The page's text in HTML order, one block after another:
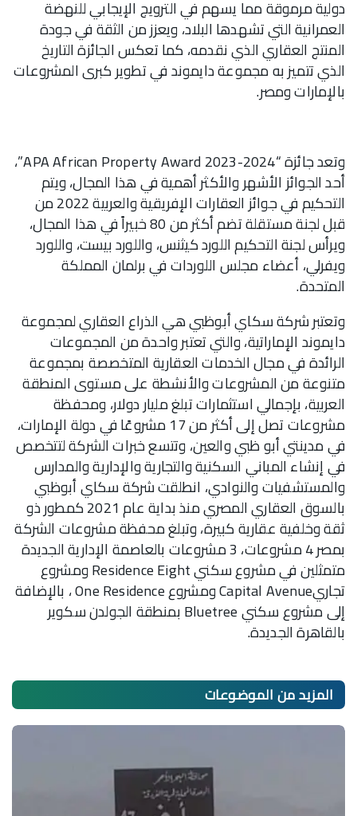
دولية مرموقة مما يسهم في الترويج الإيجابي للنهضة
العمرانية التي تشهدها البلاد، ويعزز من الثقة في جودة
المنتج العقاري الذي نقدمه، كما تعكس الجائزة التاريخ
الذي تتميز به مجموعة دايموند في تطوير كبرى المشروعات
بالإمارات ومصر.
وتعد جائزة “2024-2023 APA African Property Award”،
أحد الجوائز الأشهر والأكثر أهمية في هذا المجال، ويتم
التحكيم في جوائز العقارات الإفريقية والعربية 2022 من
قبل لجنة مستقلة تضم أكثر من 80 خبيراً في هذا المجال،
ويرأس لجنة التحكيم اللورد كيثنس، واللورد بيست، واللورد
ويفرلي، أعضاء مجلس اللوردات في برلمان المملكة
المتحدة.
وتعتبر شركة سكاي أبوظبي هي الذراع العقاري لمجموعة
دايموند الإماراتية، والتي تعتبر واحدة من المجموعات
الرائدة في مجال الخدمات العقارية المتخصصة بمجموعة
متنوعة من المشروعات والأنشطة على مستوى المنطقة
العربية، بإجمالي استثمارات تبلغ مليار دولار، ومحفظة
مشروعات تصل إلى أكثر من 17 مشروعًا في دولة الإمارات،
في مدينتي أبو ظبي والعين، وتتسع خبرات الشركة لتتخصص
في إنشاء المباني السكنية والتجارية والإدارية والمدارس
والمستشفيات والنوادي، انطلقت شركة سكاي أبوظبي
بالسوق العقاري المصري منذ بداية عام 2021 كمطور ذو
ثقة وخلفية عقارية كبيرة، وتبلغ محفظة مشروعات الشركة
بمصر 4 مشروعات، 3 مشروعات بالعاصمة الإدارية الجديدة
متمثلين في مشروع سكني Residence Eight ومشروع
تجاريCapital Avenue ومشروع One Residence ، بالإضافة
إلى مشروع سكني Bluetree بمنطقة الجولدن سكوير
بالقاهرة الجديدة.
المزيد منالموضوعات